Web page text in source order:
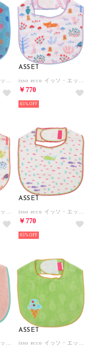
ASSET
￥770
65%
ASSET
￥770
65%
ASSET